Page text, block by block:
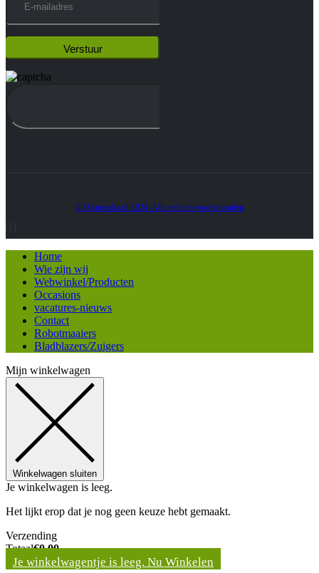
© Heatmedia.nl 2024. Alle rechten voorbehouden
Home
Wie zijn wij
Webwinkel/Producten
Occasions
vacatures-nieuws
Contact
Robotmaaiers
Bladblazers/Zuigers
Mijn winkelwagen
Winkelwagen sluiten
Je winkelwagen is leeg.
Het lijkt erop dat je nog geen keuze hebt gemaakt.
Verzending
Totaal€0,00
Je winkelwagentje is leeg. Nu Winkelen